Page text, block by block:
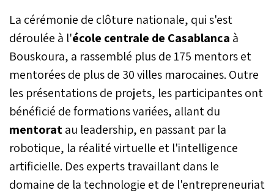
La cérémonie de clôture nationale, qui s'est
déroulée à l'école centrale de Casablanca à
Bouskoura, a rassemblé plus de 175 mentors et
mentorées de plus de 30 villes marocaines. Outre
les présentations de projets, les participantes ont
bénéficié de formations variées, allant du
mentoratau leadership, en passant par la
robotique, la réalité virtuelle et l'intelligence
artificielle. Des experts travaillant dans le
domaine de la technologie et de l'entrepreneuriat